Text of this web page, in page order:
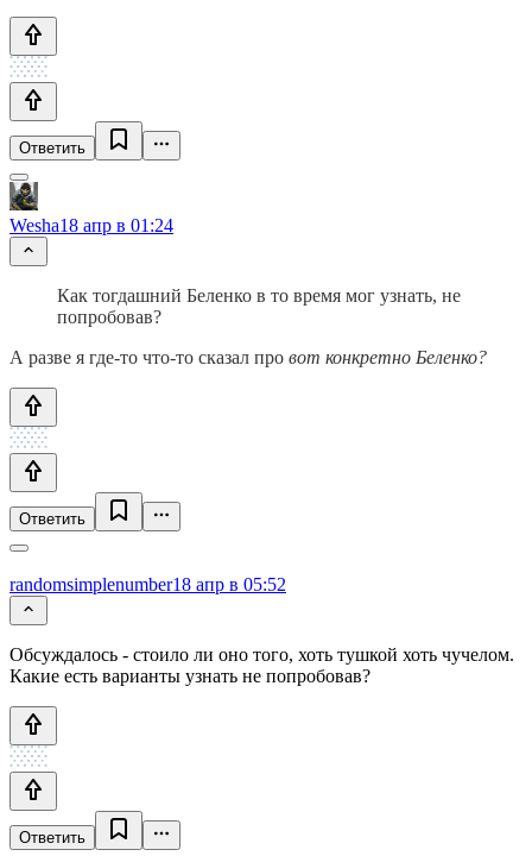
Ответить
Wesha18 апр в 01:24
Как тогдашний Беленко в то время мог узнать, не
попробовав?
А разве я где-то что-то сказал про вот конкретно Беленко?
Ответить
randomsimplenumber18 апр в 05:52
Обсуждалось - стоило ли оно того, хоть тушкой хоть чучелом.
Какие есть варианты узнать не попробовав?
Ответить